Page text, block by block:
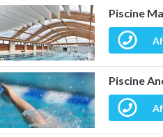
Piscine
Piscine